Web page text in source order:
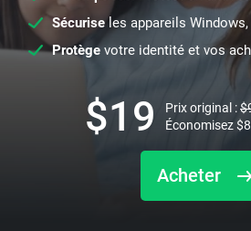
Sécuriseles appareils
Protège votre identité et vos
Acheter
$19 Prix original :$
Économisez$